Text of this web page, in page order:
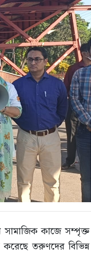
সামাজিক কাজে সম্পৃক্ত
তরুণদের বিভিন্ন